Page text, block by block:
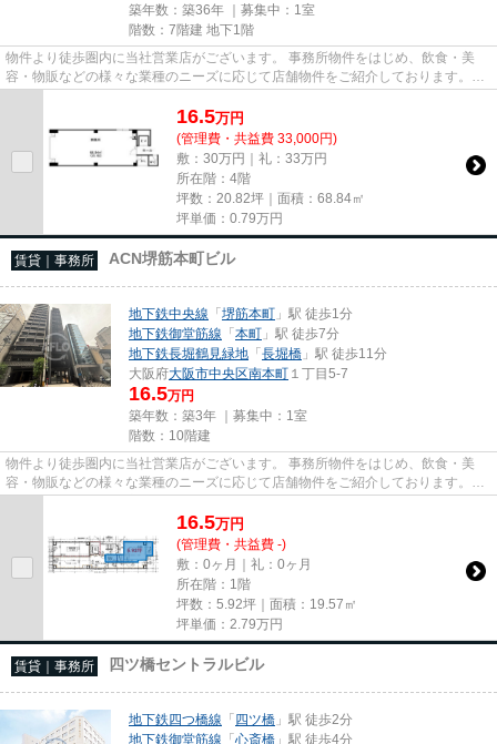
築年数：築36年 ｜募集中： 1室
階数：7階建 地下1階
物件より徒歩圏内に当社営業店がございます。 事務所物件をはじめ、飲食・美
容・物販などの様々な業種のニーズに応じて店舗物件をご紹介しております。
尚、弊社ではおとり広告は一切...
16.5万円
(管理費・共益費 33,000円)
敷：30万円｜礼：33万円
所在階：4階
坪数：20.82坪｜面積：68.84㎡
坪単価： 0.79万円
賃貸｜事務所 ACN堺筋本町ビル
地下鉄中央線 「堺筋本町 」駅 徒歩1分
地下鉄御堂筋線 「本町 」駅 徒歩7分
地下鉄長堀鶴見緑地 「長堀橋 」駅 徒歩11分
大阪府大阪市中央区南本町 １丁目5-7
16.5万円
築年数：築3年 ｜募集中： 1室
階数：10階建
物件より徒歩圏内に当社営業店がございます。 事務所物件をはじめ、飲食・美
容・物販などの様々な業種のニーズに応じて店舗物件をご紹介しております。
尚、弊社ではおとり広告は一切...
16.5万円
(管理費・共益費 -)
敷：0ヶ月｜礼：0ヶ月
所在階：1階
坪数：5.92坪｜面積：19.57㎡
坪単価： 2.79万円
賃貸｜事務所 四ツ橋セントラルビル
地下鉄四つ橋線 「四ツ橋 」駅 徒歩2分
地下鉄御堂筋線 「心斎橋 」駅 徒歩4分